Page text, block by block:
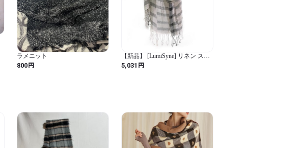
ラメニット
800円
【新品】 [LumiSyne] リネン スカ
ーフ レディース メンズ 麻マフラ
ー クラシック チェック柄 ストラ
5,031 円